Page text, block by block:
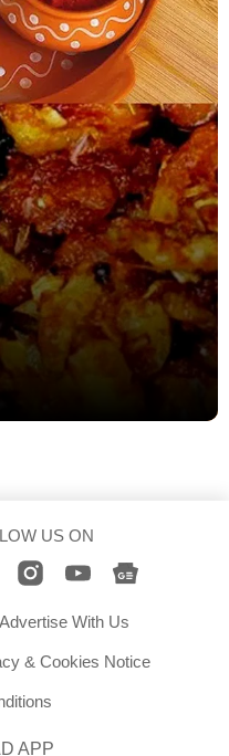
US ON
Advertise With Us
& Cookies Notice
APP